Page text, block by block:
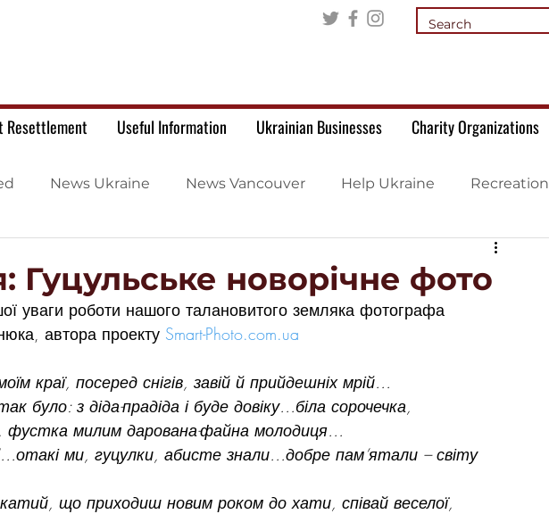
Resettlement Useful Information Ukrainian Businesses Charity Organizations
News Ukraine News Vancouver Help Ukraine Recreation
Гуцульське новорічне фото
уваги роботи нашого талановитого земляка фотографа
автора проекту Smart-Photo.com.ua
краї, посеред снігів, завій й прийдешніх мрій…
було: з діда-прадіда і буде довіку…біла сорочечка,
фустка милим дарована-файна молодиця…
ми, гуцулки, абисте знали…добре пам’ятали – світу
що приходиш новим роком до хати, співай веселої,